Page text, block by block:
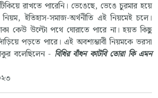
রাখতে পারেনি। ভেঙেছে, ভেঙে চুরমার হয়ে
ইতিহাস-সমাজ-অর্থনীতি এই নিয়মেই চলে।
কেউ উল্টো পথে ঘোরাতে পারে না। হয়ত কিছু
পড়তে পারে। এই অবশ্যম্ভাবী নিয়মকে ভরসা
বলেছিলেন - বিধির বাঁধন কাটবি তোরা কি এমন